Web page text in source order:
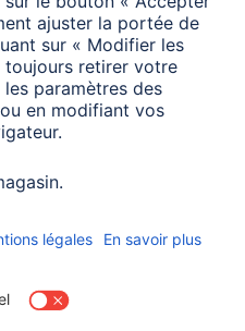
2000 Mhz
40 Gbit/s